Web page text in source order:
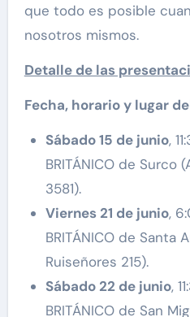
que todo es posible
nosotros mismos.
Detalle de las
Fecha, horario y lugar
Sábado 15 de junio,
BRITÁNICO de Surco
3581).
Viernes 21 de junio,
BRITÁNICO de Santa
Ruiseñores 215).
Sábado 22 de junio,
BRITÁNICO de San